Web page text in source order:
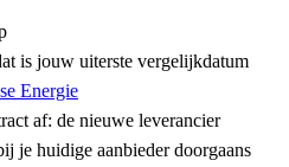
is jouw uiterste vergelijkdatum
Energie
af: de nieuwe leverancier
je huidige aanbieder doorgaans